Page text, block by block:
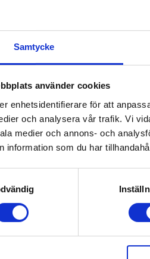
Samtycke
använder cookies
enhetsidentifierare för att
och analysera vår trafik. Vi
medier och annons- och
information som du har
snuttefilt lagom stor för små
serien kombinerar funktionalitet